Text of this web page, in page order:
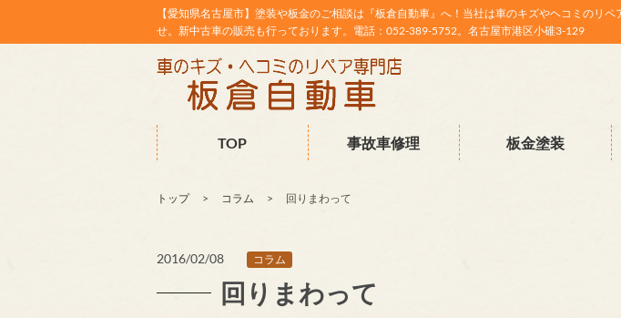
【愛知県名古屋市】塗装や板金のご相談は『板倉自動車』へ！当社は車のキズやヘコミのリ
せ。新中古車の販売も行っております。電話：052-389-5752。名古屋市港区小碓3-129
TOP 事故車修理 板金塗装
トップ コラム 回りまわって
2016/02/08 コラム
回りまわって